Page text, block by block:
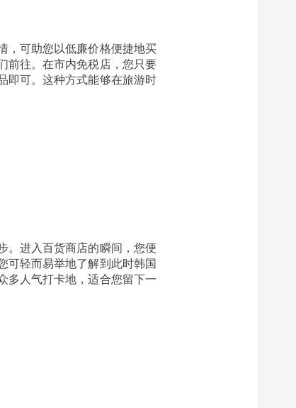
，可助您以低廉价格便捷地买
前往。在市内免税店，您只要
即可。这种方式能够在旅游时
。进入百货商店的瞬间，您便
可轻而易举地了解到此时韩国
多人气打卡地，适合您留下一